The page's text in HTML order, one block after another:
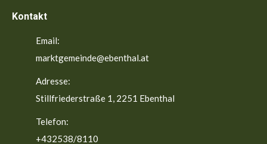
Kontakt
Email:
marktgemeinde@ebenthal.at
Adresse:
Stillfriederstraße 1, 2251 Ebenthal
Telefon:
+432538/8110